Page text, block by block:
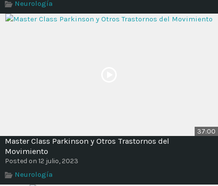
Neurología
37:00
Master Class Parkinson y Otros Trastornos del
Movimiento
Posted on 12 julio, 2023
Neurología